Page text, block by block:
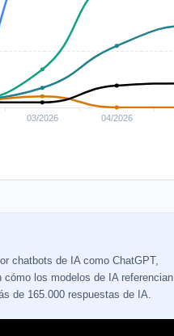
chatbots de IA como ChatGPT,
los modelos de IA referencian
de 165.000 respuestas de IA.